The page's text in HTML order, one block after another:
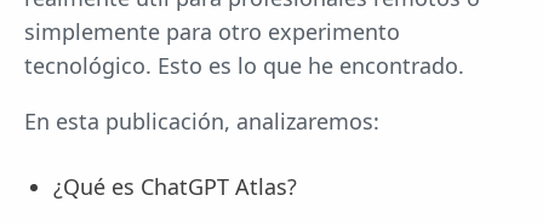
simplemente para otro experimento
tecnológico. Esto es lo que he encontrado.
En esta publicación, analizaremos:
¿Qué es ChatGPT Atlas?